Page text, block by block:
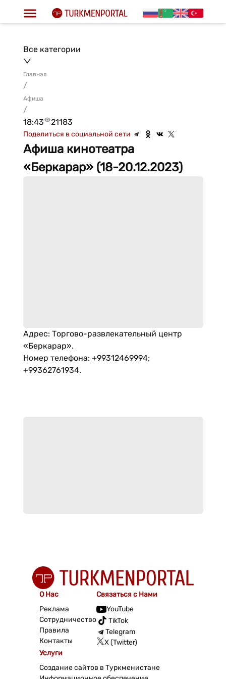
Все категории
Главная
/
Афиша
/
18:43
21183
Поделиться в социальной сети
Афиша кинотеатра
«Беркарар» (18-20.12.2023)
Адрес: Торгово-развлекательный центр
«Беркарар».
Номер телефона: +99312469994;
+99362761934.
О Нас
Реклама
Сотрудничество
Правила
Контакты
Связаться с Нами
YouTube
TikTok
Telegram
X (Twitter)
Услуги
Создание сайтов в Туркменистане